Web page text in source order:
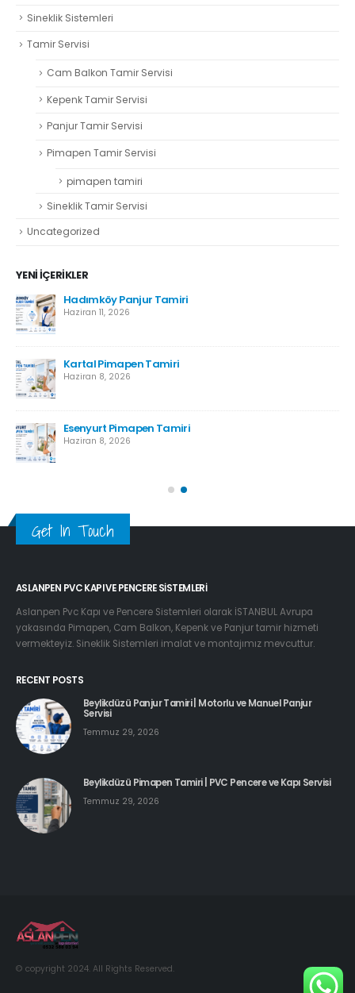
Sineklik Sistemleri
Tamir Servisi
Cam Balkon Tamir Servisi
Kepenk Tamir Servisi
Panjur Tamir Servisi
Pimapen Tamir Servisi
pimapen tamiri
Sineklik Tamir Servisi
Uncategorized
YENI İÇERIKLER
Hadımköy Panjur Tamiri
Haziran 11, 2026
Kartal Pimapen Tamiri
Haziran 8, 2026
Esenyurt Pimapen Tamiri
Haziran 8, 2026
Get In Touch
ASLANPEN PVC KAPI VE PENCERE SISTEMLERI
Aslanpen Pvc Kapı ve Pencere Sistemleri olarak İSTANBUL Avrupa
yakasında Pimapen, Cam Balkon, Kepenk ve Panjur tamir hizmeti
vermekteyiz. Sineklik Sistemleri imalat ve montajımız mevcuttur.
RECENT POSTS
Beylikdüzü Panjur Tamiri | Motorlu ve Manuel Panjur
Servisi
Temmuz 29, 2026
Beylikdüzü Pimapen Tamiri | PVC Pencere ve Kapı Servisi
Temmuz 29, 2026
© copyright 2024. All Rights Reserved.